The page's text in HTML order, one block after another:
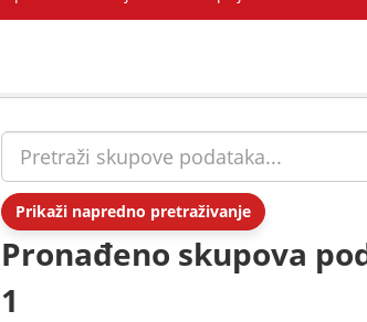
Prikaži napredno pretraživanje
Pronađeno skupova
1